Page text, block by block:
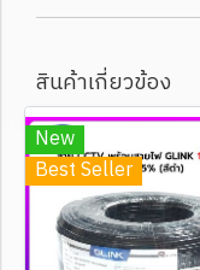
สินค้าเกี่ยวข้อง
New
Best Seller